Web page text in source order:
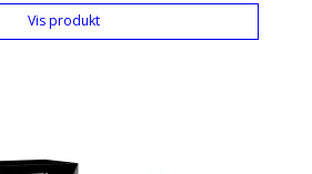
Vis produkt